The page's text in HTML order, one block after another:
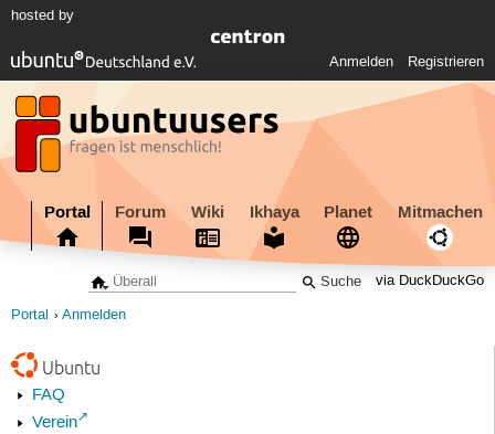
hosted by
Anmelden Registrieren
Portal Forum Wiki Ikhaya Planet Mitmachen
via DuckDuckGo
Portal Anmelden
Ubuntu
FAQ
Verein